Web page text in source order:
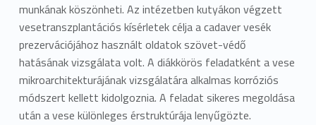
munkának köszönheti. Az intézetben kutyákon végzett
vesetranszplantációs kísérletek célja a cadaver vesék
prezervációjához használt oldatok szövet-védő
hatásának vizsgálata volt. A diákkörös feladatként a vese
mikroarchitekturájának vizsgálatára alkalmas korróziós
módszert kellett kidolgoznia. A feladat sikeres megoldása
után a vese különleges érstruktúrája lenyűgözte.